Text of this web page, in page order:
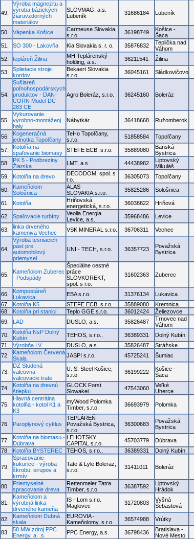
49.
Výroba magnezitu a
výroba bázických
žiaruvzdorných
materiálov
SLOVMAG, a.s.
Lubeník
31686184 Lubeník
50. Vápenka Košice
Carmeuse Slovakia,
s.r.o.
36198749
Košice -
Šaca
51. SO 300 - Lakovňa Kia Slovakia s. r. o. 35876832
Teplička nad
Váhom
52. tepláreň Žilina
MH Teplárenský
holding, a.s.
36211541 Žilina
53.
Splietacie stroje
kordov
Bekaert Slovakia
s.r.o.
36045161 Sládkovičovo
54.
Sušiareň
poľnohospodárskych
produktov - DAN-
CORN Model DC
283 CE
Agro Boleráz, s.r.o. 36245160 Boleráz
55.
Vykurovanie
výrobno-montáženj
haly
Nábytkár 36418668 Ružomberok
56.
Kogeneračná
jednotka Topoľčany
TeHo Topoľčany,
s.r.o.
51858584 Topoľčany
57.
Kotolňa na
spaľovanie biomasy
STEFE ECB, s.r.o. 35889080
Banská
Bystrica
58.
PK 5 - Podbreziny
Žiarska
LMT, a.s. 44438982
Liptovský
Mikuláš
59. Kotolňa na drevo
DECODOM, spol. s
r.o.
36305073 Topoľčany
60.
Kameňolom
Sološnica
ALAS
SLOVAKIA,s.r.o.
35825286 Sološnica
61. Kotolňa
Hriňovská
energetická, s.r.o.
36038822 Hriňová
62. Spaľovacie turbíny
Veolia Energia
Levice, a.s.
35968486 Levice
63.
linka drveného
kameniva Vechec
VSK MINERAL s.r.o. 36706311 Vechec
64.
Výroba tesniacich
pást pre
automobilový
priemysel
UNI - TECH, s.r.o. 36357723
Považská
Bystrica
65.
Kameňolom Zuberec
- Podspády
Špeciálne cestné
práce
SLOVKOREKT,
spol. s r.o.
31602363 Zuberec
66.
Kompostáreň
Lukavica
EBA s.r.o. 31376134 Lukavica
67.
Kotolňa K5 STEFE ECB, s.r.o. 35889080 Kremnica
68.
Kotolňa pri stanici Teplo GGE s.r.o. 36012424 Želiezovce
69.
LAD DUSLO, a.s. 35826487
Trnovec nad
Váhom
70.
Kotolňa NsP Dolný
Kubín
TEHOS, s.r.o., 36389331 Dolný Kubín
71.
Výrobňa LV DUSLO, a.s. 35826487 Strážske
72.
Kameňolom Červená
Skala
JASPI s.r.o. 45725241 Šumiac
73.
DZ Studená
valcovna -
valcovacie trate
U. S. Steel Košice,
s.r.o.
36199222
Košice -
Šaca
74.
Kotolňa na drevnú
štiepku
GLOCK Forst
Slowakei
47543060
Veľké
Uherce
75.
Hlavná centrálna
kotolňa - kotol K1 a
K3
myWood Polomka
Timber, s.r.o.
36693979 Polomka
76. Paroplynový cyklus
TEPLÁREŇ
Považská Bystrica,
s.r.o.
36300683
Považská
Bystrica
77.
Kotolňa na biomasu -
Dúbrava
LEHOTSKY
CAPITAL s.r.o.
45703779 Dúbrava
78.
Kotolňa BYSTEREC TEHOS, s.r.o., 36389331 Dolný Kubín
79.
Spracovanie
kukurice - výroba
škrobu, sirupov a
krmív
Tate & Lyle Boleraz,
s.r.o.
31411011 Boleráz
80.
Priemyselné
spracovanie dreva
Rettenmeier Tatra
Timber, s.r.o.
36387592
Liptovský
Hrádok
81.
Kameňolom a
výrobná linka
drveného kameňa
IS - Lom s.r.o.
Maglovec
31720803
Vyšná
Šebastová
82.
Kameňolom Dubná
skala
EUROVIA -
Kameňolomy, s.r.o.
36574988 Vrútky
83.
58 MW zdroj PPC
Energy, a. .s
PPC Energy, a.s. 36798436
Bratislava -
Nové Mesto